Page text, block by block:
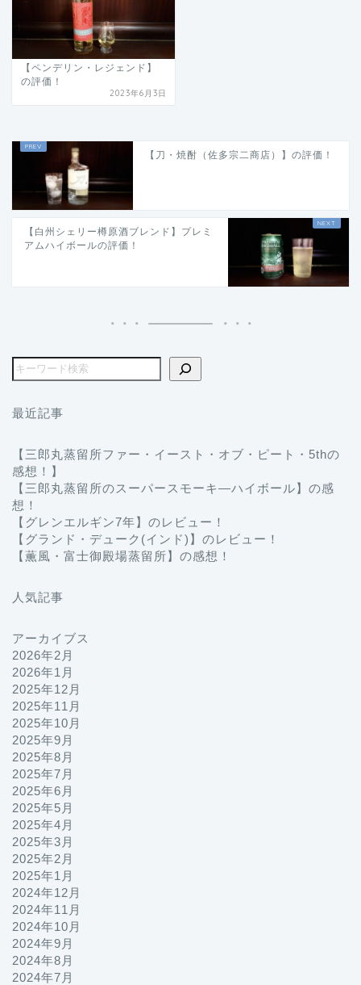
【ペンデリン・レジェンド】
の評価！
2023年6月3日
【刀・焼酎（佐多宗二商店）】の評価！
【白州シェリー樽原酒ブレンド】プレミ
アムハイボールの評価！
最近記事
【三郎丸蒸留所ファー・イースト・オブ・ピート・5thの
感想！】
【三郎丸蒸留所のスーパースモーキ―ハイボール】の感
想！
【グレンエルギン7年】のレビュー！
【グランド・デューク(インド)】のレビュー！
【薫風・富士御殿場蒸留所】の感想！
人気記事
アーカイブス
2026年2月
2026年1月
2025年12月
2025年11月
2025年10月
2025年9月
2025年8月
2025年7月
2025年6月
2025年5月
2025年4月
2025年3月
2025年2月
2025年1月
2024年12月
2024年11月
2024年10月
2024年9月
2024年8月
2024年7月